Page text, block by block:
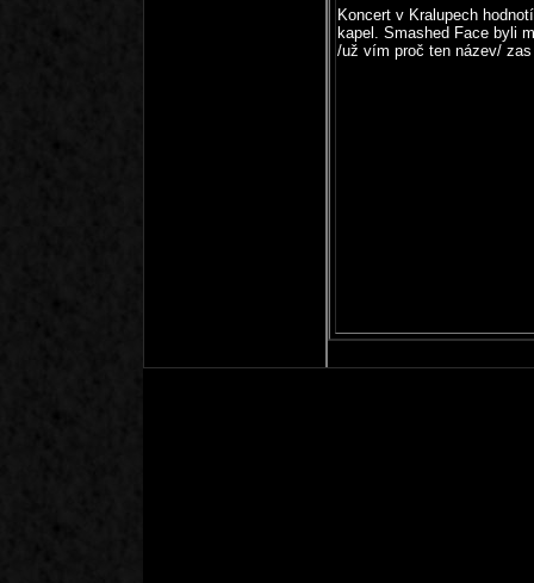
Koncert v Kralupech
kapel. Smashed Face byli
/už vím proč ten název/